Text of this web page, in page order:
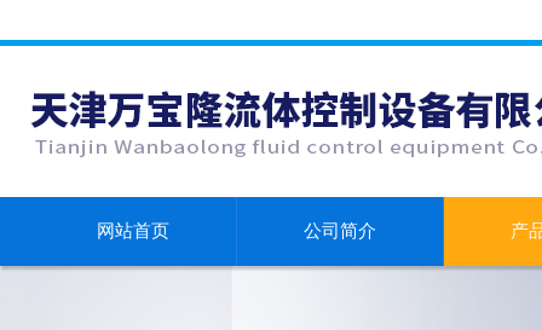
网站首页 公司简介 产